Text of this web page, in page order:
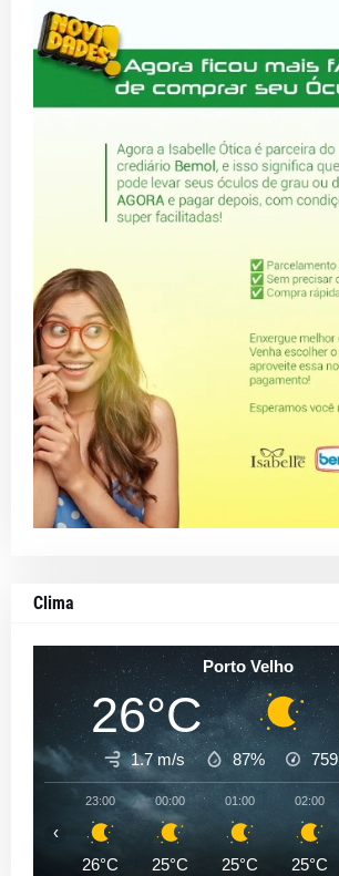
Clima
Porto Velho
26°C
1.7 m/s 87% 759
23:00
26°C
00:00
25°C
01:00
25°C
02:00
25°C
‹